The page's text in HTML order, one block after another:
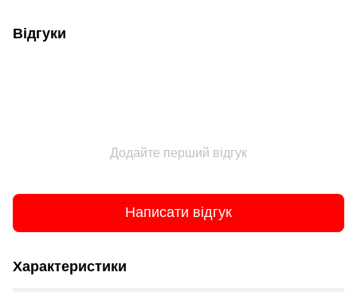
Відгуки
Додайте перший відгук
Написати відгук
Характеристики